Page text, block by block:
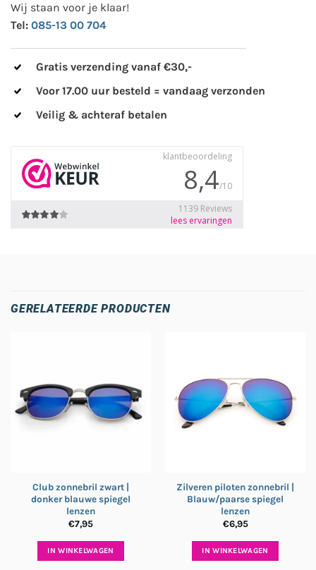
Wij staan voor je klaar!
Tel: 085-13 00 704
Gratis verzending vanaf €30,-
Voor 17.00 uur besteld = vandaag verzonden
Veilig & achteraf betalen
GERELATEERDE PRODUCTEN
Club zonnebril zwart |
donker blauwe spiegel
lenzen
€7,95
IN WINKELWAGEN
Zilveren piloten zonnebril |
Blauw/paarse spiegel
lenzen
€6,95
IN WINKELWAGEN